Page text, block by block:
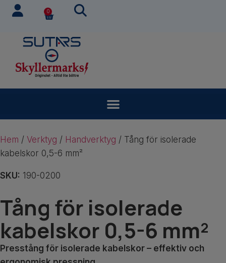
0
Hem / Verktyg / Handverktyg / Tång för isolerade
kabelskor 0,5-6 mm²
SKU: 190-0200
Tång för isolerade
kabelskor 0,5-6 mm²
Presstång för isolerade kabelskor – effektiv och